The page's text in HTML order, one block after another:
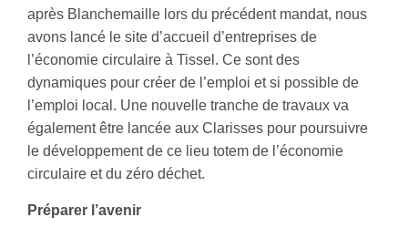
après Blanchemaille lors du précédent mandat, nous
avons lancé le site d’accueil d’entreprises de
l’économie circulaire à Tissel. Ce sont des
dynamiques pour créer de l’emploi et si possible de
l’emploi local. Une nouvelle tranche de travaux va
également être lancée aux Clarisses pour poursuivre
le développement de ce lieu totem de l’économie
circulaire et du zéro déchet.
Préparer l’avenir